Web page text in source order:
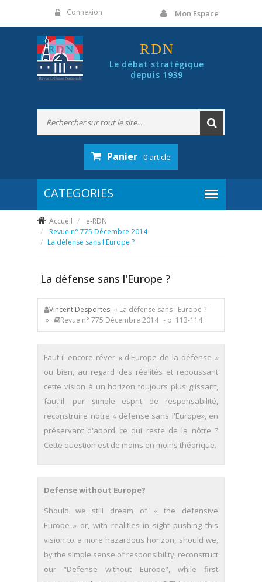
Connexion Mon Espace
RDN
Le débat stratégique
depuis 1939
Panier- 0 article
Accueil
e-RDN
Revue n° 775 Décembre 2014
La défense sans l'Europe ?
La défense sans l'Europe ?
Vincent Desportes, « La défense sans l'Europe ?
»
Revue n° 775 Décembre 2014 - p. 113-114
Faut-il encore rêver « d'Europe de la défense »
ou bien, au regard des réalités et repoussant
cette vision à un horizon toujours plus glissant,
faut-il, par simple esprit de responsabilité,
reconstruire notre « défense sans l'Europe», en
préservant d'abord ce qui reste de la nôtre ?
Cette question est de moins en moins théorique.
Defense without Europe?
Should we still dream of « the defensive
Europe » or, with realities in sight pushing this
vision to a more hazardous horizon, should we,
by the simple sense of responsibility, reconstruct
our “Defense without Europe”, while first